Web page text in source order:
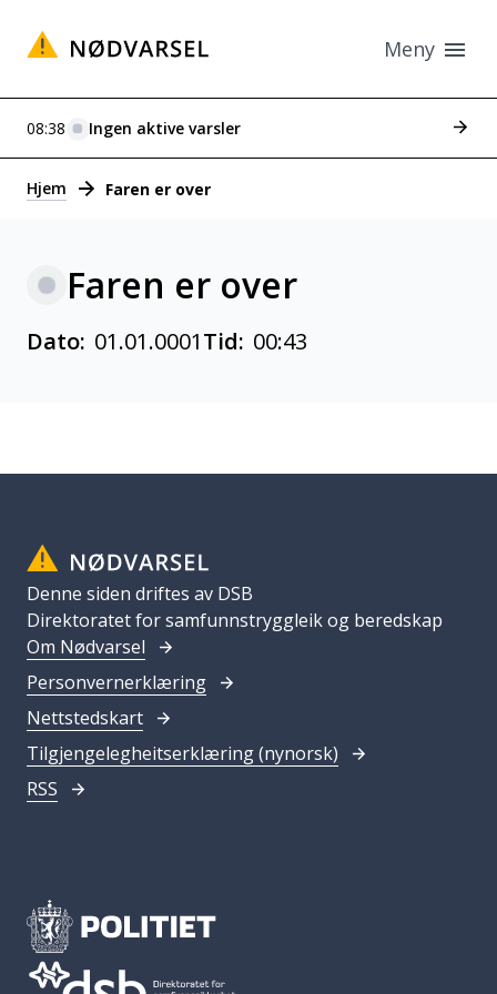
Meny
Varsler
08:38 Ingen aktive varsler Se
Hjem Faren er over
Faren er over
Dato: 01.01.0001Tid: 00:43
Denne siden driftes av DSB
Direktoratet for samfunnstryggleik og beredskap
Om Nødvarsel
Personvernerklæring
Nettstedskart
Tilgjengelegheitserklæring (nynorsk)
RSS